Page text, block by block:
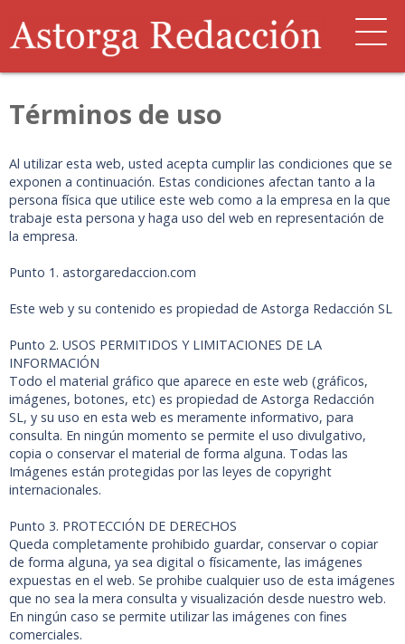
Términos de uso
Al utilizar esta web, usted acepta cumplir las condiciones que se
exponen a continuación. Estas condiciones afectan tanto a la
persona física que utilice este web como a la empresa en la que
trabaje esta persona y haga uso del web en representación de
la empresa.
Punto 1. astorgaredaccion.com
Este web y su contenido es propiedad de Astorga Redacción SL
Punto 2. USOS PERMITIDOS Y LIMITACIONES DE LA
INFORMACIÓN
Todo el material gráfico que aparece en este web (gráficos,
imágenes, botones, etc) es propiedad de Astorga Redacción
SL, y su uso en esta web es meramente informativo, para
consulta. En ningún momento se permite el uso divulgativo,
copia o conservar el material de forma alguna. Todas las
Imágenes están protegidas por las leyes de copyright
internacionales.
Punto 3. PROTECCIÓN DE DERECHOS
Queda completamente prohibido guardar, conservar o copiar
de forma alguna, ya sea digital o físicamente, las imágenes
expuestas en el web. Se prohibe cualquier uso de esta imágenes
que no sea la mera consulta y visualización desde nuestro web.
En ningún caso se permite utilizar las imágenes con fines
comerciales.